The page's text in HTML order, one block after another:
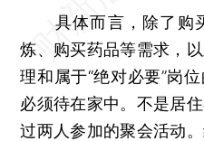
具体而言，除了购
炼、购买药品等需求，
理和属于“绝对必要”岗
必须待在家中。不是居
过两人参加的聚会活动